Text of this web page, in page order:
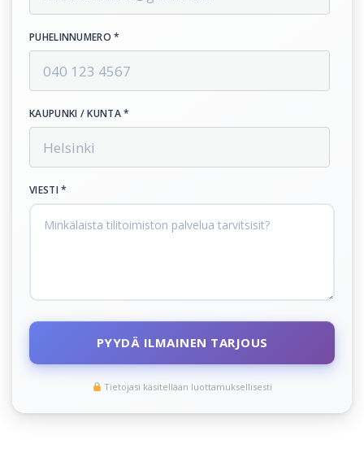
PUHELINNUMERO *
KAUPUNKI / KUNTA *
VIESTI *
PYYDÄ ILMAINEN TARJOUS
Tietojasi käsitellään luottamuksellisesti